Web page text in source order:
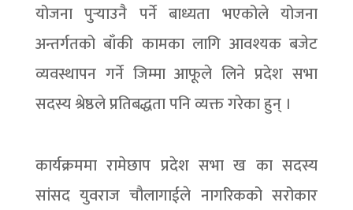
योजना पुर्‍याउनै पर्ने बाध्यता भएकोले योजना
अन्तर्गतको बाँकी कामका लागि आवश्यक बजेट
व्यवस्थापन गर्ने जिम्मा आफूले लिने प्रदेश सभा
सदस्य श्रेष्ठले प्रतिबद्धता पनि व्यक्त गरेका हुन् ।
कार्यक्रममा रामेछाप प्रदेश सभा ख का सदस्य
सांसद युवराज चौलागाईले नागरिकको सरोकार